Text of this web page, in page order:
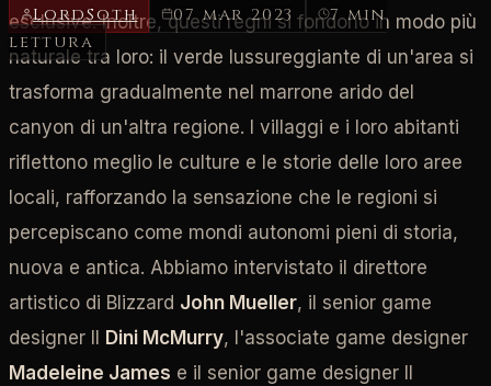
LordSoth 07 mar 2023
7 min
lettura
esclusive. Inoltre, questi regni si fondono in modo più
naturale tra loro: il verde lussureggiante di un'area si
trasforma gradualmente nel marrone arido del
canyon di un'altra regione. I villaggi e i loro abitanti
riflettono meglio le culture e le storie delle loro aree
locali, rafforzando la sensazione che le regioni si
percepiscano come mondi autonomi pieni di storia,
nuova e antica. Abbiamo intervistato il direttore
artistico di Blizzard John Mueller, il senior game
designer II
Dini McMurry, l'associate game designer
Madeleine James e il senior game designer II